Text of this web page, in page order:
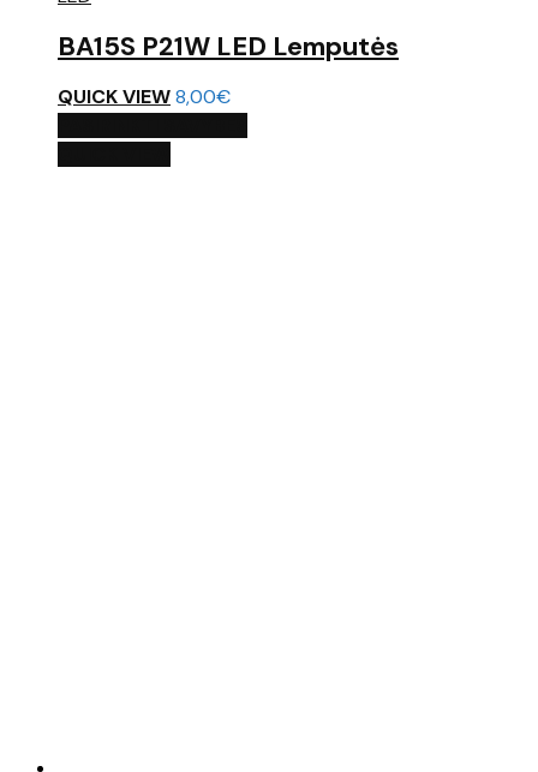
BA15S P21W LED Lemputės
QUICK VIEW8,00€